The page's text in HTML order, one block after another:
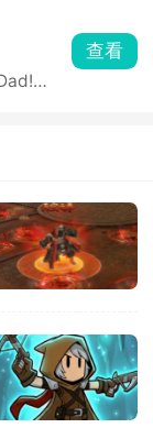
却暗藏
难案
与诱惑
角落中
自家地
造武器
军团正
查看